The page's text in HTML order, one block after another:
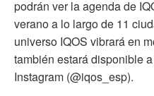
podrán ver la agenda de
verano a lo largo de 11
universo IQOS vibrará en
también estará disponible
Instagram (@iqos_esp).